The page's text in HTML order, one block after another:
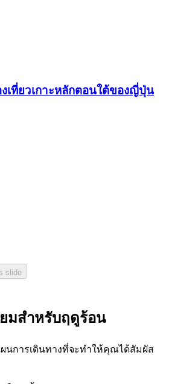
เที่ยวเกาะหลักตอนใต้ของญี่ปุ่น
slide
มสำหรับฤดูร้อน
ผนการเดินทางที่จะทำให้คุณได้สัมผัส